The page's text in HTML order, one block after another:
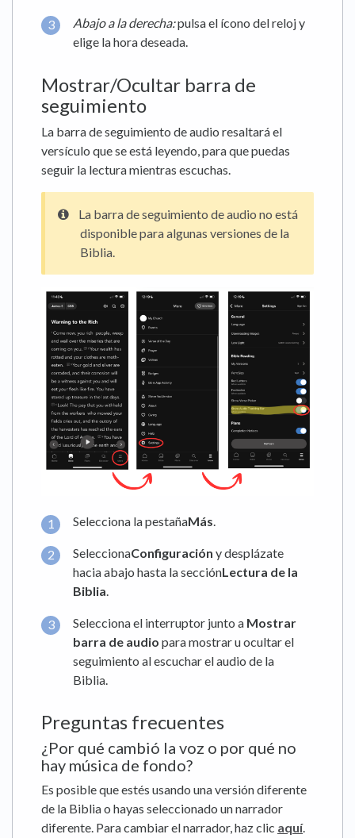
Abajo a la derecha:pulsa el ícono del reloj y
elige la hora deseada.
Mostrar/Ocultar barra de
seguimiento
La barra de seguimiento de audio resaltará el
versículo que se está leyendo, para que puedas
seguir la lectura mientras escuchas.
La barra de seguimiento de audio no está
disponible para algunas versiones de la
Biblia.
Selecciona la pestañaMás.
SeleccionaConfiguración y desplázate
hacia abajo hasta la secciónLectura de la
Biblia.
Selecciona el interruptor junto a Mostrar
barra de audio para mostrar u ocultar el
seguimiento al escuchar el audio de la
Biblia.
Preguntas frecuentes
¿Por qué cambió la voz o por qué no
hay música de fondo?
Es posible que estés usando una versión diferente
de la Biblia o hayas seleccionado un narrador
diferente. Para cambiar el narrador, haz clic aquí.